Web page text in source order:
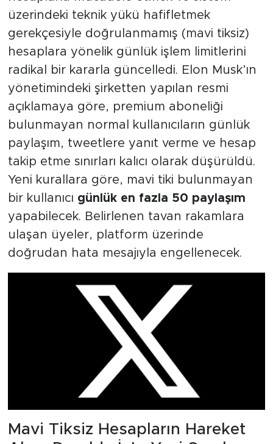
üzerindeki teknik yükü hafifletmek
gerekçesiyle doğrulanmamış (mavi tiksiz)
hesaplara yönelik günlük işlem limitlerini
radikal bir kararla güncelledi. Elon Musk’ın
yönetimindeki şirketten yapılan resmi
açıklamaya göre, premium aboneliği
bulunmayan normal kullanıcıların günlük
paylaşım, tweetlere yanıt verme ve hesap
takip etme sınırları kalıcı olarak düşürüldü.
Yeni kurallara göre, mavi tiki bulunmayan
bir kullanıcı günlük en fazla 50 paylaşım
yapabilecek. Belirlenen tavan rakamlara
ulaşan üyeler, platform üzerinde
doğrudan hata mesajıyla engellenecek.
Mavi Tiksiz Hesapların Hareket